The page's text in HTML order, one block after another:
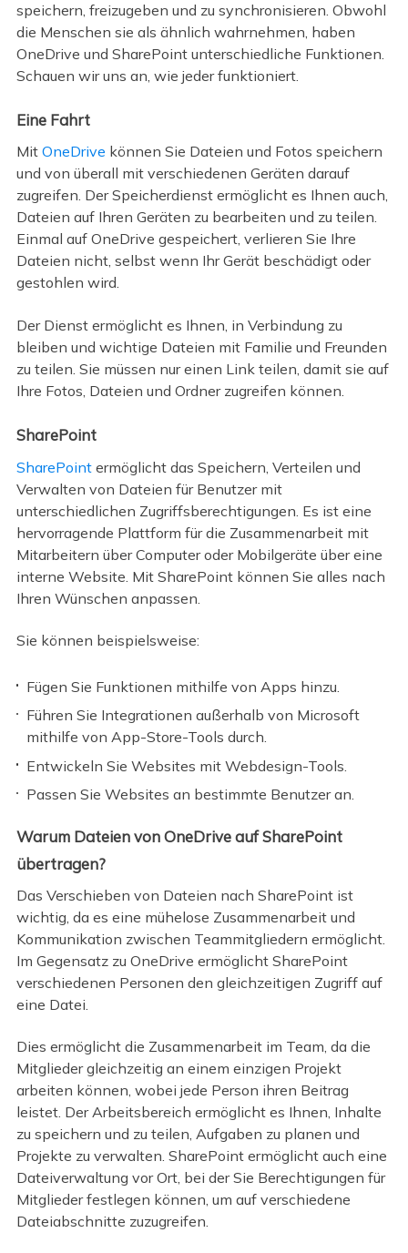
speichern, freizugeben und zu synchronisieren. Obwohl
die Menschen sie als ähnlich wahrnehmen, haben
OneDrive und SharePoint unterschiedliche Funktionen.
Schauen wir uns an, wie jeder funktioniert.
Eine Fahrt
Mit OneDrive können Sie Dateien und Fotos speichern
und von überall mit verschiedenen Geräten darauf
zugreifen. Der Speicherdienst ermöglicht es Ihnen auch,
Dateien auf Ihren Geräten zu bearbeiten und zu teilen.
Einmal auf OneDrive gespeichert, verlieren Sie Ihre
Dateien nicht, selbst wenn Ihr Gerät beschädigt oder
gestohlen wird.
Der Dienst ermöglicht es Ihnen, in Verbindung zu
bleiben und wichtige Dateien mit Familie und Freunden
zu teilen. Sie müssen nur einen Link teilen, damit sie auf
Ihre Fotos, Dateien und Ordner zugreifen können.
SharePoint
SharePointermöglicht das Speichern, Verteilen und
Verwalten von Dateien für Benutzer mit
unterschiedlichen Zugriffsberechtigungen. Es ist eine
hervorragende Plattform für die Zusammenarbeit mit
Mitarbeitern über Computer oder Mobilgeräte über eine
interne Website. Mit SharePoint können Sie alles nach
Ihren Wünschen anpassen.
Sie können beispielsweise:
Fügen Sie Funktionen mithilfe von Apps hinzu.
Führen Sie Integrationen außerhalb von Microsoft
mithilfe von App-Store-Tools durch.
Entwickeln Sie Websites mit Webdesign-Tools.
Passen Sie Websites an bestimmte Benutzer an.
Warum Dateien von OneDrive auf SharePoint
übertragen?
Das Verschieben von Dateien nach SharePoint ist
wichtig, da es eine mühelose Zusammenarbeit und
Kommunikation zwischen Teammitgliedern ermöglicht.
Im Gegensatz zu OneDrive ermöglicht SharePoint
verschiedenen Personen den gleichzeitigen Zugriff auf
eine Datei.
Dies ermöglicht die Zusammenarbeit im Team, da die
Mitglieder gleichzeitig an einem einzigen Projekt
arbeiten können, wobei jede Person ihren Beitrag
leistet. Der Arbeitsbereich ermöglicht es Ihnen, Inhalte
zu speichern und zu teilen, Aufgaben zu planen und
Projekte zu verwalten. SharePoint ermöglicht auch eine
Dateiverwaltung vor Ort, bei der Sie Berechtigungen für
Mitglieder festlegen können, um auf verschiedene
Dateiabschnitte zuzugreifen.